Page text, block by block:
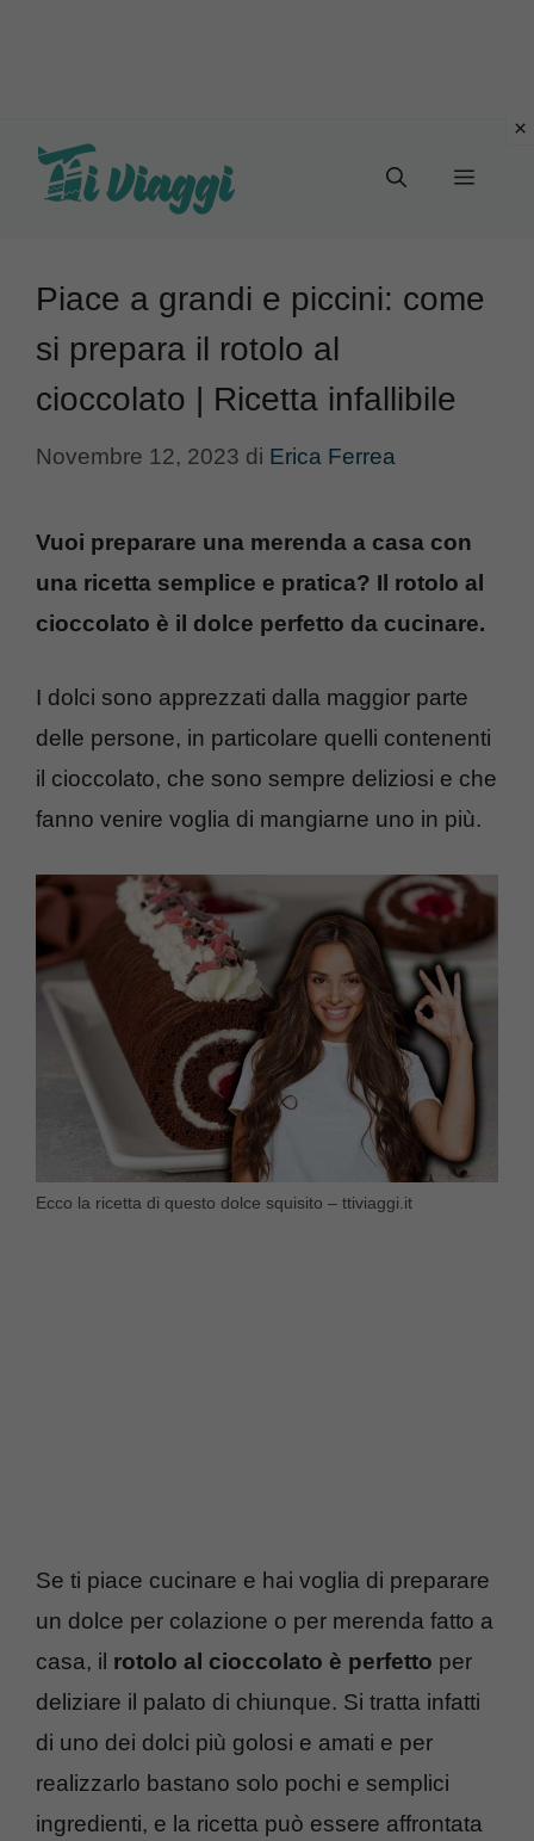
Menu
Piace a grandi e piccini: come
si prepara il rotolo al
cioccolato | Ricetta infallibile
Novembre 12, 2023 di Erica Ferrea
Vuoi preparare una merenda a casa con
una ricetta semplice e pratica? Il rotolo al
cioccolato è il dolce perfetto da cucinare.
I dolci sono apprezzati dalla maggior parte
delle persone, in particolare quelli contenenti
il cioccolato, che sono sempre deliziosi e che
fanno venire voglia di mangiarne uno in più.
Ecco la ricetta di questo dolce squisito – ttiviaggi.it
Se ti piace cucinare e hai voglia di preparare
un dolce per colazione o per merenda fatto a
casa, il rotolo al cioccolato è perfetto per
deliziare il palato di chiunque. Si tratta infatti
di uno dei dolci più golosi e amati e per
realizzarlo bastano solo pochi e semplici
ingredienti, e la ricetta può essere affrontata